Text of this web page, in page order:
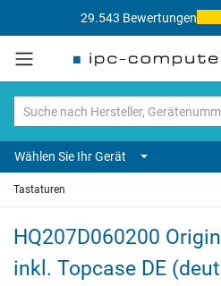
29.543 Bewertungen
Wählen Sie Ihr Gerät
Tastaturen
HQ207D060200
inkl. Topcase DE